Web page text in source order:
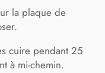
la plaque de
cuire pendant 25
à mi-chemin.